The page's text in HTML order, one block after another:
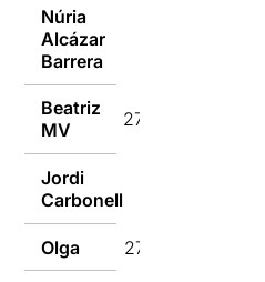
Núria
Alcázar
Barrera
Beatriz
MV
27/10/2024
Jordi
Carbonell
Olga 27/10/2024